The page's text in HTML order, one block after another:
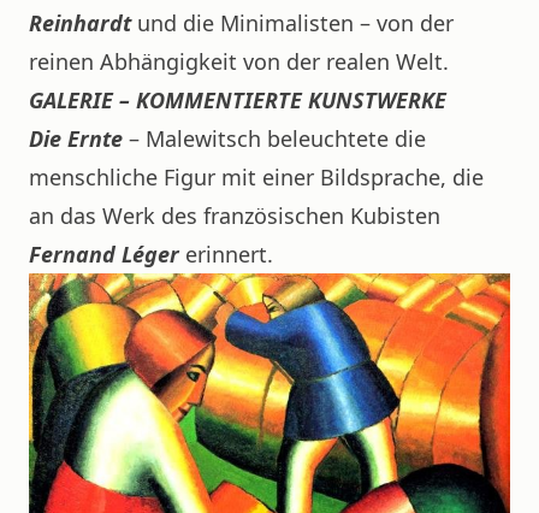
Reinhardtund die Minimalisten – von der
reinen Abhängigkeit von der realen Welt.
GALERIE – KOMMENTIERTE KUNSTWERKE
Die Ernte – Malewitsch beleuchtete die
menschliche Figur mit einer Bildsprache, die
an das Werk des französischen Kubisten
Fernand Léger erinnert.